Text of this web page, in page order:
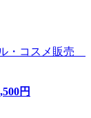
・コスメ販売
円